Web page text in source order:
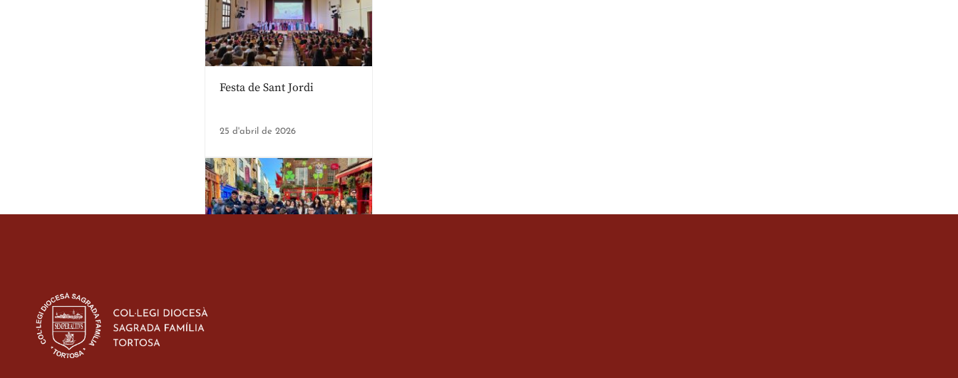
Festa de Sant Jordi
25 d'abril de 2026